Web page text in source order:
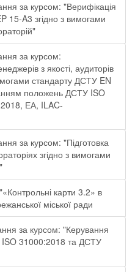
за курсом: "Верифікація
15-A3 згідно з вимогами
за курсом:
з якості, аудиторів
стандарту ДСТУ EN
положень ДСТУ ISO
ЕА, ILAC-
за курсом: "Підготовка
згідно з вимогами
карти 3.2» в
міської ради
за курсом: "Керування
ISO 31000:2018 та ДСТУ